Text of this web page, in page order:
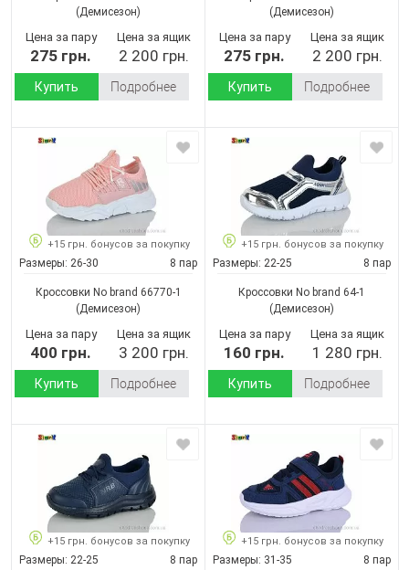
(Демисезон)
Цена за пару
275 грн.
Цена за ящик
2 200 грн.
Купить Подробнее
(Демисезон)
Цена за пару
275 грн.
Цена за ящик
2 200 грн.
Купить Подробнее
+15 грн. бонусов за покупку
Размеры: 26-30 8 пар
Кроссовки No brand 66770-1
(Демисезон)
Цена за пару
400 грн.
Цена за ящик
3 200 грн.
Купить Подробнее
+15 грн. бонусов за покупку
Размеры: 22-25 8 пар
Кроссовки No brand 64-1
(Демисезон)
Цена за пару
160 грн.
Цена за ящик
1 280 грн.
Купить Подробнее
+15 грн. бонусов за покупку
Размеры: 22-25 8 пар
+15 грн. бонусов за покупку
Размеры: 31-35 8 пар